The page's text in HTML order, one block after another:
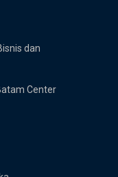
dan
Center